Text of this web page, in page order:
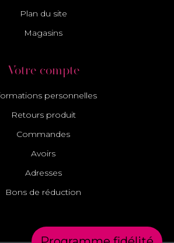
Plan du site
Magasins
Votre compte
personnelles
Retours produit
Commandes
Avoirs
Adresses
Bons de réduction